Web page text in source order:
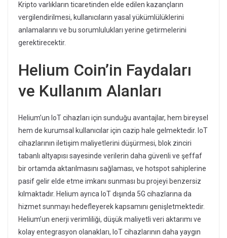
Kripto varlıkların ticaretinden elde edilen kazançların
vergilendirilmesi, kullanıcıların yasal yükümlülüklerini
anlamalarını ve bu sorumlulukları yerine getirmelerini
gerektirecektir.
Helium Coin’in Faydaları
ve Kullanım Alanları
Helium’un IoT cihazları için sunduğu avantajlar, hem bireysel
hem de kurumsal kullanıcılar için cazip hale gelmektedir. IoT
cihazlarının iletişim maliyetlerini düşürmesi, blok zinciri
tabanlı altyapısı sayesinde verilerin daha güvenli ve şeffaf
bir ortamda aktarılmasını sağlaması, ve hotspot sahiplerine
pasif gelir elde etme imkanı sunması bu projeyi benzersiz
kılmaktadır. Helium ayrıca IoT dışında 5G cihazlarına da
hizmet sunmayı hedefleyerek kapsamını genişletmektedir.
Helium’un enerji verimliliği, düşük maliyetli veri aktarımı ve
kolay entegrasyon olanakları, IoT cihazlarının daha yaygın